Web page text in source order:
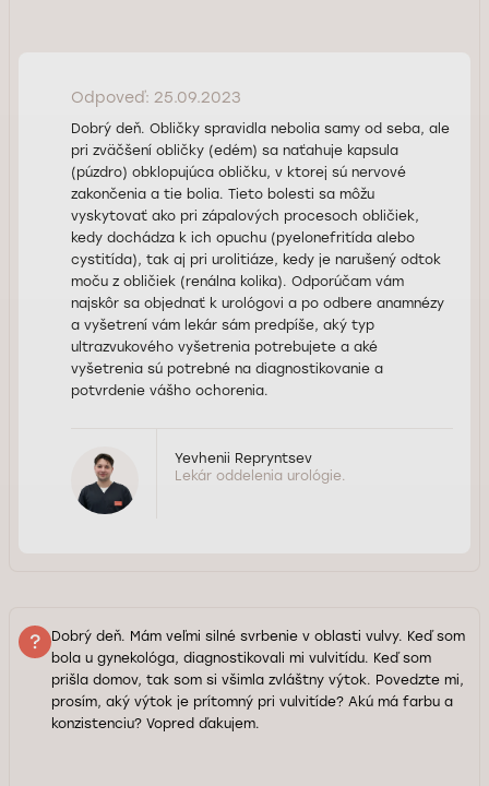
Odpoveď: 25.09.2023
Dobrý deň. Obličky spravidla nebolia samy od seba, ale
pri zväčšení obličky (edém) sa naťahuje kapsula
(púzdro) obklopujúca obličku, v ktorej sú nervové
zakončenia a tie bolia. Tieto bolesti sa môžu
vyskytovať ako pri zápalových procesoch obličiek,
kedy dochádza k ich opuchu (pyelonefritída alebo
cystitída), tak aj pri urolitiáze, kedy je narušený odtok
moču z obličiek (renálna kolika). Odporúčam vám
najskôr sa objednať k urológovi a po odbere anamnézy
a vyšetrení vám lekár sám predpíše, aký typ
ultrazvukového vyšetrenia potrebujete a aké
vyšetrenia sú potrebné na diagnostikovanie a
potvrdenie vášho ochorenia.
Yevhenii Repryntsev
Lekár oddelenia urológie.
Dobrý deň. Mám veľmi silné svrbenie v oblasti vulvy. Keď som
bola u gynekológa, diagnostikovali mi vulvitídu. Keď som
prišla domov, tak som si všimla zvláštny výtok. Povedzte mi,
prosím, aký výtok je prítomný pri vulvitíde? Akú má farbu a
konzistenciu? Vopred ďakujem.